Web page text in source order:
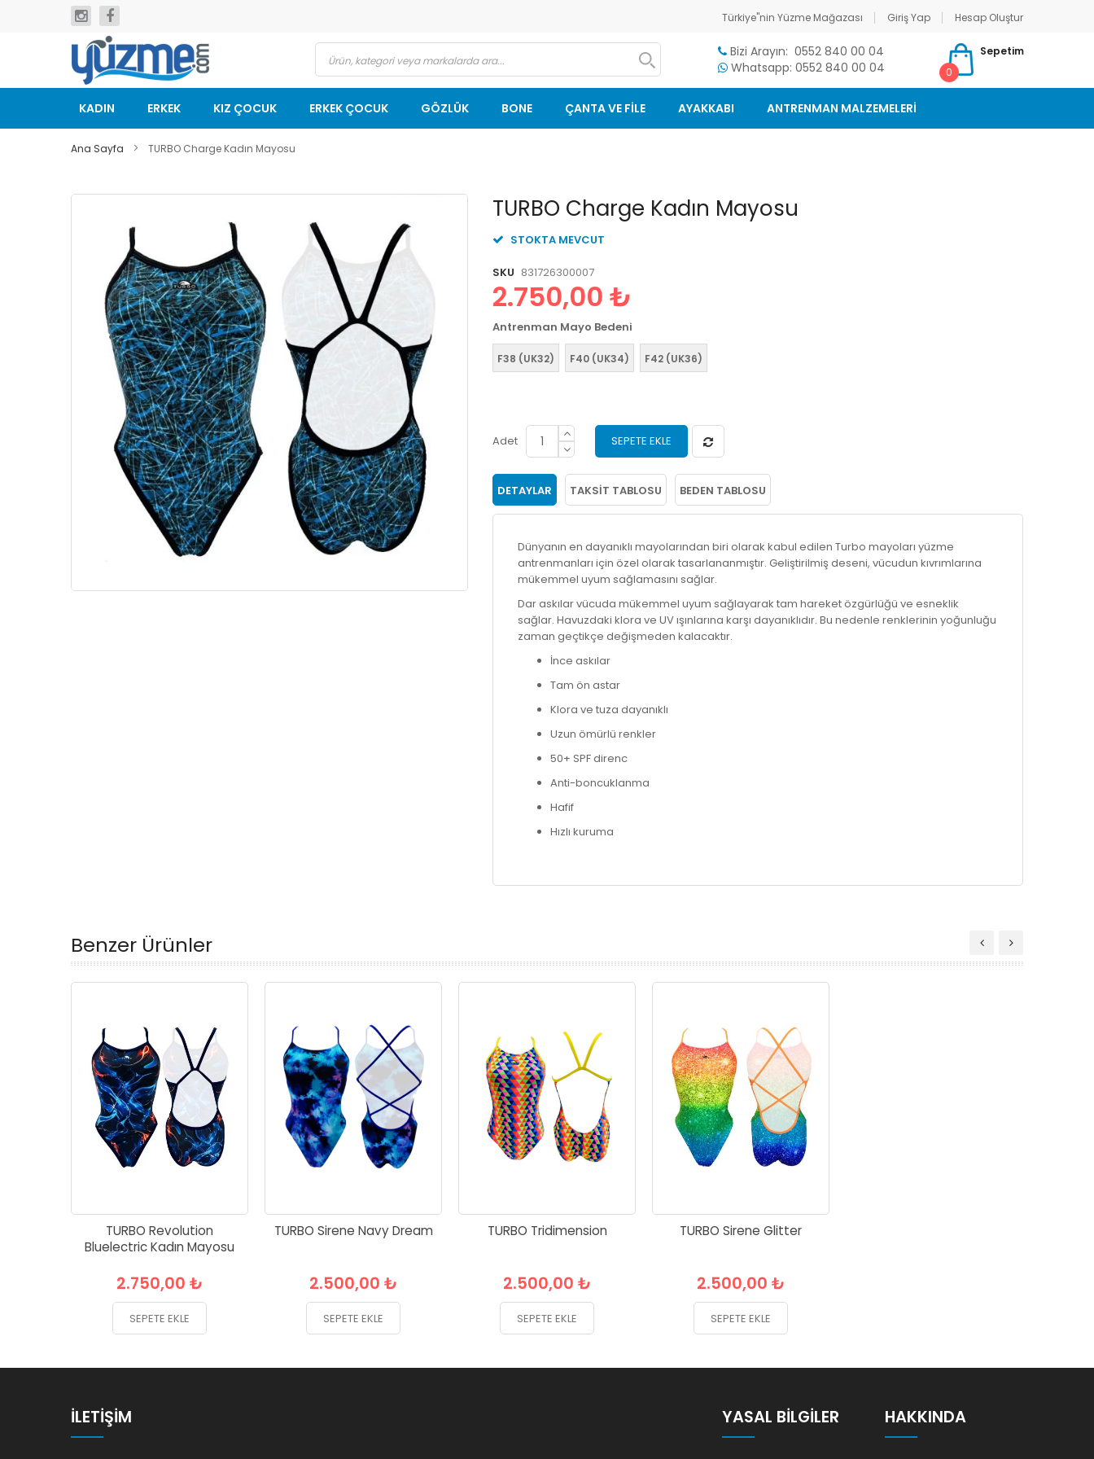
Türkiye"nin Yüzme Mağazası Giriş Yap
Hesap Oluştur
geç
Bizi Arayın: 0552 840 00 04
Whatsapp: 0552 840 00 04
Sepetim
0
KADIN ERKEK KIZ ÇOCUK ERKEK ÇOCUK GÖZLÜK BONE ÇANTA VE FİLE AYAKKABI ANTRENMAN MALZEMELERİ
Ana Sayfa TURBO Charge Kadın Mayosu
TURBO Charge Kadın Mayosu
STOKTA MEVCUT
SKU 831726300007
2.750,00 ₺
Antrenman Mayo Bedeni
F38 (UK32) F40 (UK34) F42 (UK36)
Adet SEPETE EKLE
DETAYLAR TAKSIT TABLOSU BEDEN TABLOSU
Dünyanın en dayanıklı mayolarından biri olarak kabul edilen Turbo mayoları yüzme
antrenmanları için özel olarak tasarlananmıştır. Geliştirilmiş deseni, vücudun kıvrımlarına
mükemmel uyum sağlamasını sağlar.
Dar askılar vücuda mükemmel uyum sağlayarak tam hareket özgürlüğü ve esneklik
sağlar. Havuzdaki klora ve UV ışınlarına karşı dayanıklıdır. Bu nedenle renklerinin yoğunluğu
zaman geçtikçe değişmeden kalacaktır.
İnce askılar
Tam ön astar
Klora ve tuza dayanıklı
Uzun ömürlü renkler
50+ SPF direnc
Anti-boncuklanma
Hafif
Hızlı kuruma
Resim
Resim
galerisinin
başlangıcına
Benzer Ürünler
TURBO Revolution
Bluelectric Kadın Mayosu
2.750,00 ₺
SEPETE EKLE
TURBO Sirene Navy Dream
2.500,00 ₺
SEPETE EKLE
TURBO Tridimension
2.500,00 ₺
SEPETE EKLE
TURBO Sirene Glitter
2.500,00 ₺
SEPETE EKLE
İLETIŞIM YASAL BILGILER HAKKINDA